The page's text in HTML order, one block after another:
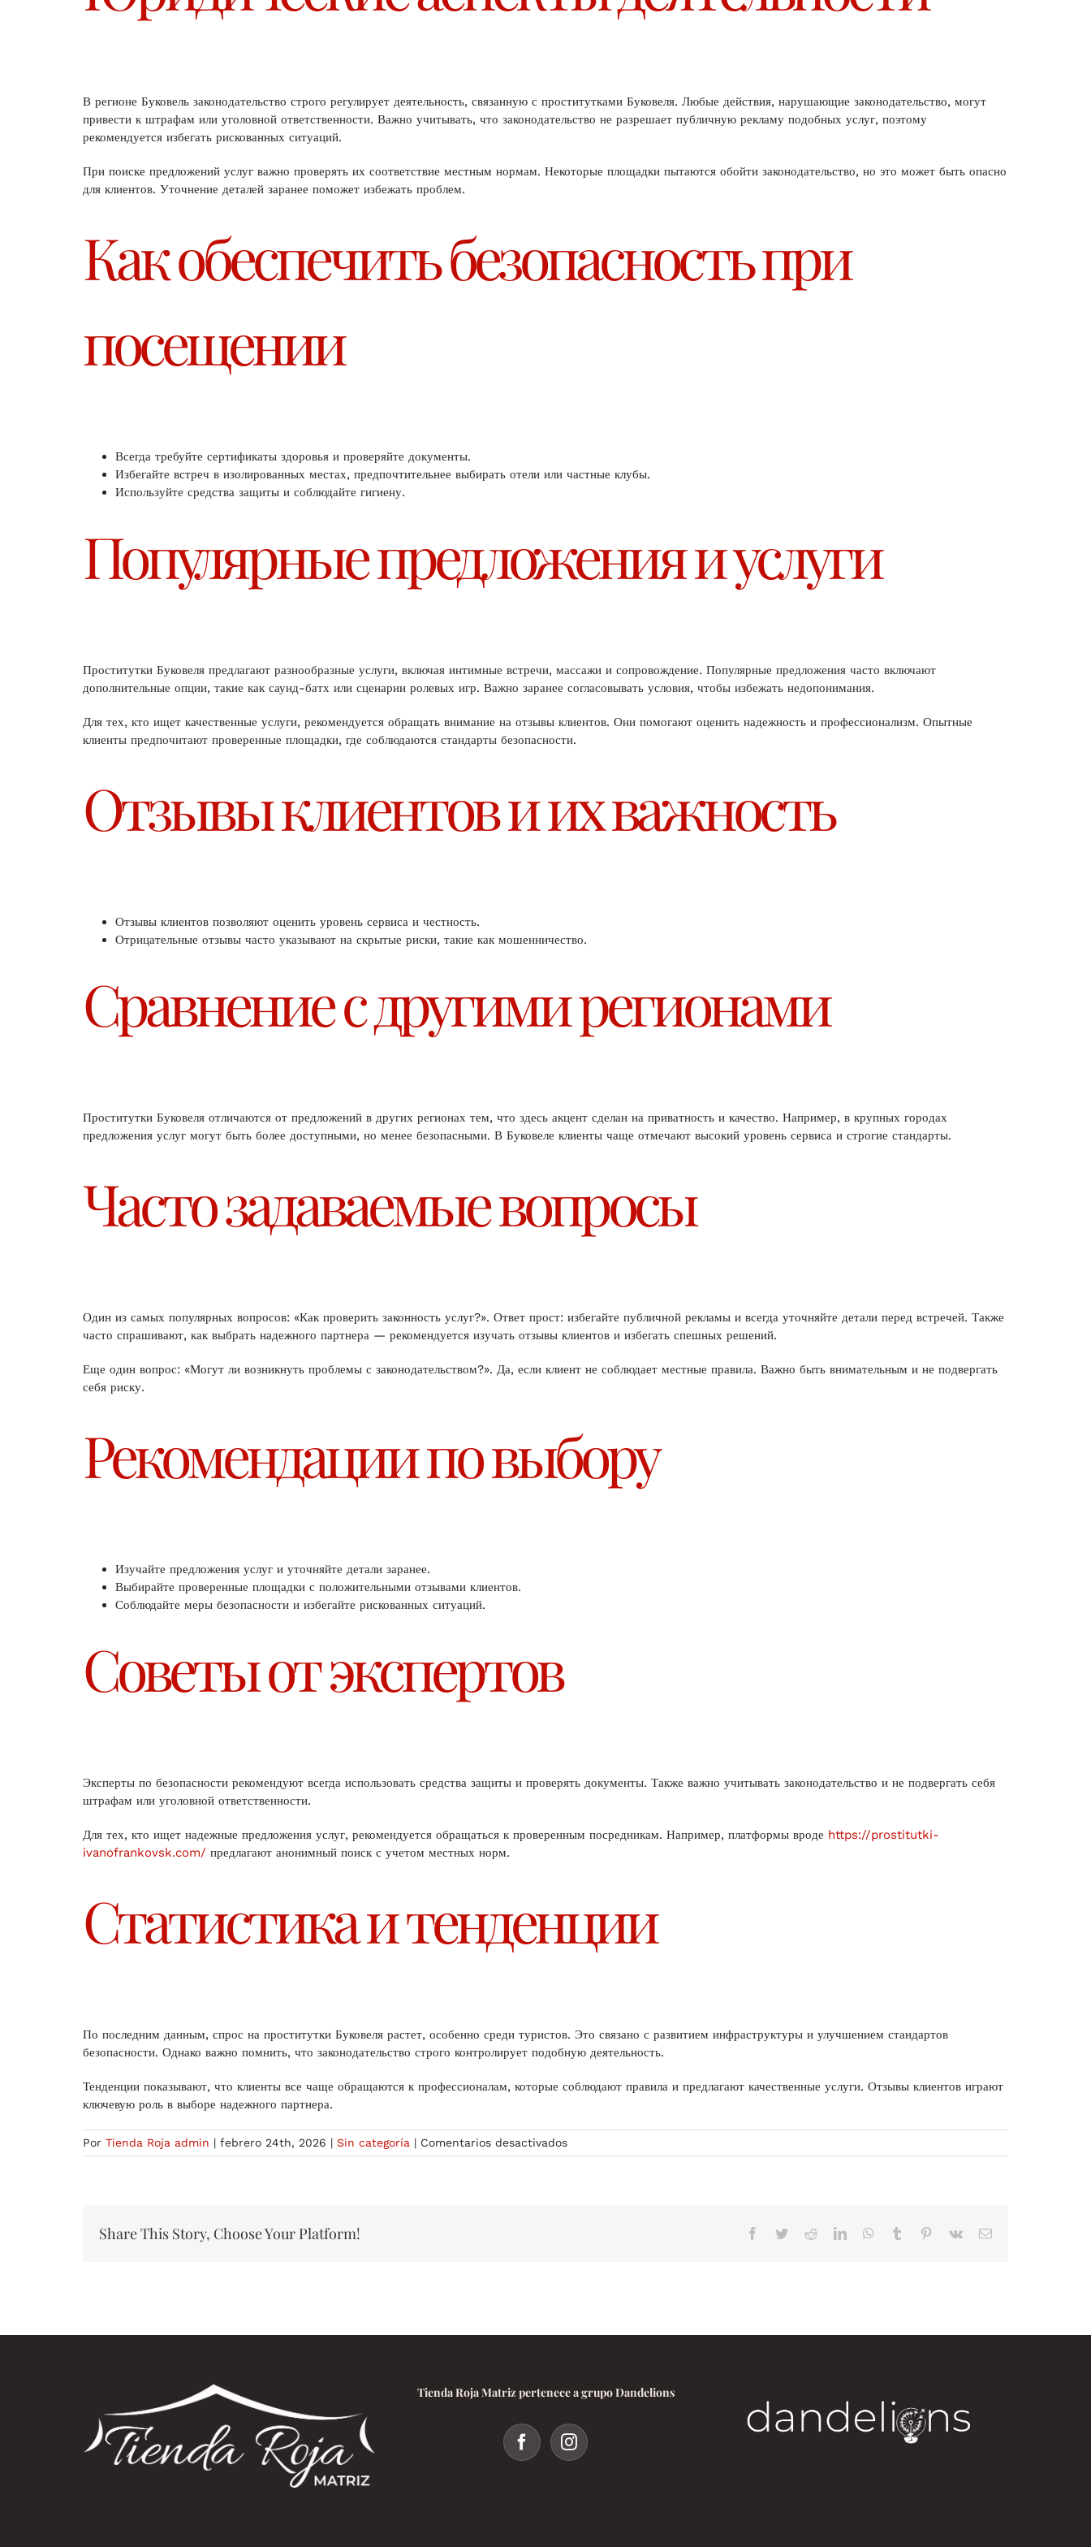
В регионе Буковель законодательство строго регулирует деятельность, связанную с проститутками Буковеля. Любые действия, нарушающие законодательство, могут
привести к штрафам или уголовной ответственности. Важно учитывать, что законодательство не разрешает публичную рекламу подобных услуг, поэтому
рекомендуется избегать рискованных ситуаций.
При поиске предложений услуг важно проверять их соответствие местным нормам. Некоторые площадки пытаются обойти законодательство, но это может быть опасно
для клиентов. Уточнение деталей заранее поможет избежать проблем.
Как обеспечить безопасность при
посещении
Всегда требуйте сертификаты здоровья и проверяйте документы.
Избегайте встреч в изолированных местах, предпочтительнее выбирать отели или частные клубы.
Используйте средства защиты и соблюдайте гигиену.
Популярные предложения и услуги
Проститутки Буковеля предлагают разнообразные услуги, включая интимные встречи, массажи и сопровождение. Популярные предложения часто включают
дополнительные опции, такие как саунд-батх или сценарии ролевых игр. Важно заранее согласовывать условия, чтобы избежать недопонимания.
Для тех, кто ищет качественные услуги, рекомендуется обращать внимание на отзывы клиентов. Они помогают оценить надежность и профессионализм. Опытные
клиенты предпочитают проверенные площадки, где соблюдаются стандарты безопасности.
Отзывы клиентов и их важность
Отзывы клиентов позволяют оценить уровень сервиса и честность.
Отрицательные отзывы часто указывают на скрытые риски, такие как мошенничество.
Сравнение с другими регионами
Проститутки Буковеля отличаются от предложений в других регионах тем, что здесь акцент сделан на приватность и качество. Например, в крупных городах
предложения услуг могут быть более доступными, но менее безопасными. В Буковеле клиенты чаще отмечают высокий уровень сервиса и строгие стандарты.
Часто задаваемые вопросы
Один из самых популярных вопросов: «Как проверить законность услуг?». Ответ прост: избегайте публичной рекламы и всегда уточняйте детали перед встречей. Также
часто спрашивают, как выбрать надежного партнера — рекомендуется изучать отзывы клиентов и избегать спешных решений.
Еще один вопрос: «Могут ли возникнуть проблемы с законодательством?». Да, если клиент не соблюдает местные правила. Важно быть внимательным и не подвергать
себя риску.
Рекомендации по выбору
Изучайте предложения услуг и уточняйте детали заранее.
Выбирайте проверенные площадки с положительными отзывами клиентов.
Соблюдайте меры безопасности и избегайте рискованных ситуаций.
Советы от экспертов
Эксперты по безопасности рекомендуют всегда использовать средства защиты и проверять документы. Также важно учитывать законодательство и не подвергать себя
штрафам или уголовной ответственности.
Для тех, кто ищет надежные предложения услуг, рекомендуется обращаться к проверенным посредникам. Например, платформы вроде https://prostitutki-
ivanofrankovsk.com/ предлагают анонимный поиск с учетом местных норм.
Статистика и тенденции
По последним данным, спрос на проститутки Буковеля растет, особенно среди туристов. Это связано с развитием инфраструктуры и улучшением стандартов
безопасности. Однако важно помнить, что законодательство строго контролирует подобную деятельность.
Тенденции показывают, что клиенты все чаще обращаются к профессионалам, которые соблюдают правила и предлагают качественные услуги. Отзывы клиентов играют
ключевую роль в выборе надежного партнера.
Por Tienda Roja admin | febrero 24th, 2026 | Sin categoría | Comentarios desactivadosen
Проститутки
Share This Story, Choose Your Platform! Facebook
TwitterRedditLinkedInWhatsApp
Tumblr Pinterest
Vk
Correo
Tienda Roja Matriz pertenece a grupo Dandelions